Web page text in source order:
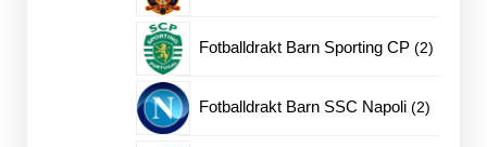
Fotballdrakt Barn Sporting CP 22
Fotballdrakt Barn SSC Napoli 22